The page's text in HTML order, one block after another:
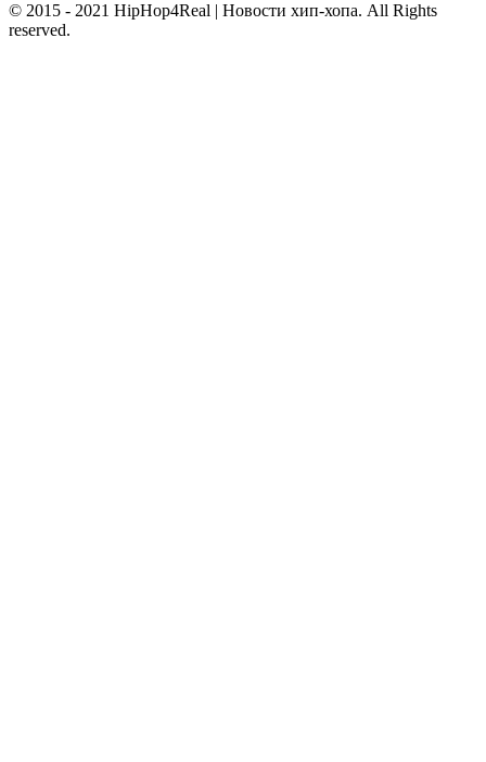
© 2015 - 2021 HipHop4Real | Новости хип-хопа. All Rights
reserved.